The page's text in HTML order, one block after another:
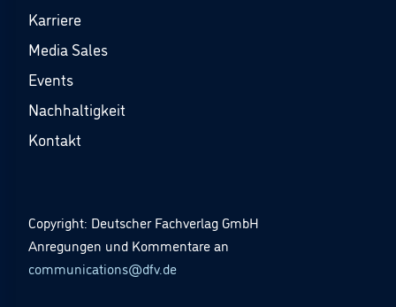
Karriere
Media Sales
Events
Nachhaltigkeit
Kontakt
Copyright: Deutscher Fachverlag GmbH
Anregungen und Kommentare an
communications@dfv.de